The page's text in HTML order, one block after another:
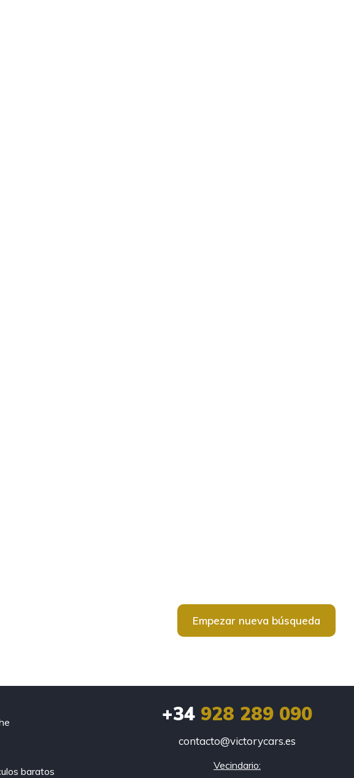
Empezar nueva búsqueda
baratos
+34928 289 090
contacto@victorycars.es
Vecindario: